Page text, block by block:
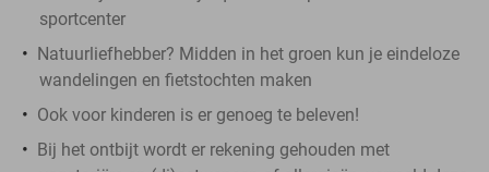
sportcenter
Natuurliefhebber? Midden in het groen kun je eindeloze
wandelingen en fietstochten maken
Ook voor kinderen is er genoeg te beleven!
Bij het ontbijt wordt er rekening gehouden met